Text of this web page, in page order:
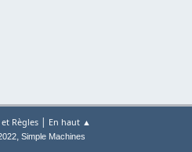
Règles| En haut ▲
, Simple Machines